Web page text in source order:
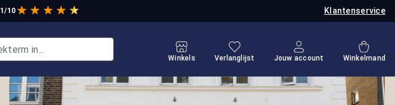
Klantenservice
10
Winkels
Je hebt 0 items op je verlanglijstje
Verlanglijst Jouw account Winkelmand